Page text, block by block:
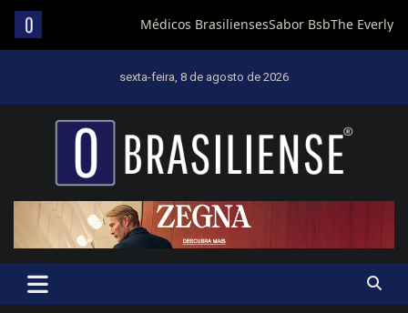
sexta-feira, 8 de agosto de 2026
Um diário de notícias que trabalha por Brasília